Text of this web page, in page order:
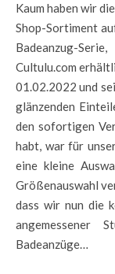
Kaum haben wir die ersten Produkte von PHARFAITE in unser
Shop-Sortiment
Badeanzug-
Cultulu.com
01.02.2022 und
glänzenden
den sofortigen
habt, war für
eine kleine
Größenauswahl
dass wir nun die
angemessener
Badeanzüge…